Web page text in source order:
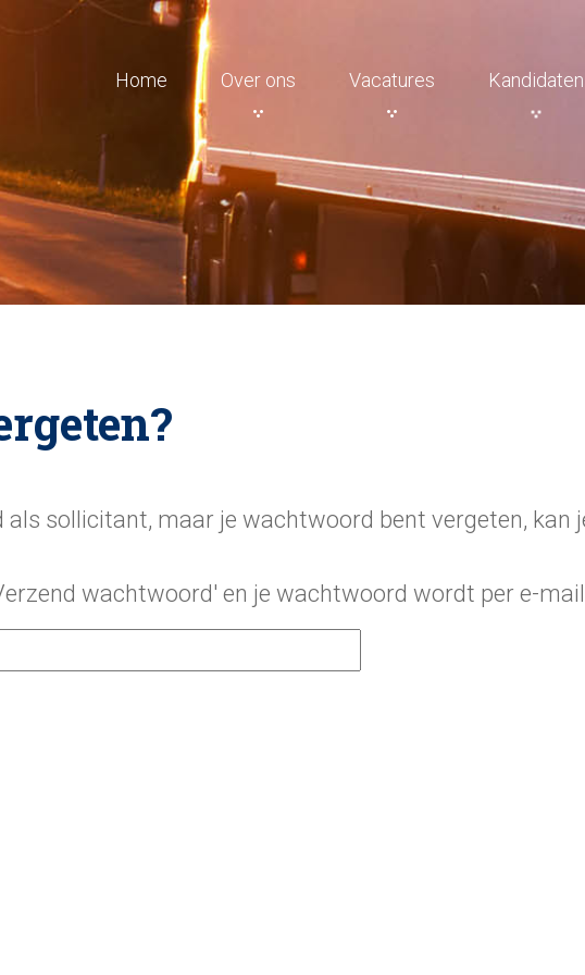
Home Over ons Vacatures Kandidaten
als sollicitant, maar je wachtwoord bent vergeten, kan
wachtwoord' en je wachtwoord wordt per e-